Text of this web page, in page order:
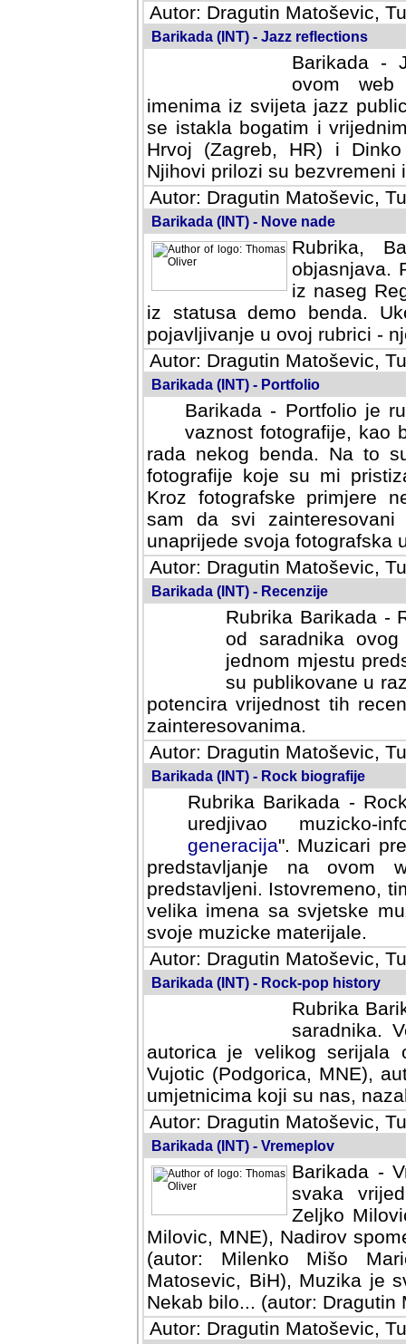
Autor: Dragutin Matoševic,
Barikada (INT) - Jazz reflections
Barikada -
ovom web
imenima iz svijeta jazz
se istakla bogatim i
Hrvoj (Zagreb, HR) i
Njihovi prilozi su bezvremeni
Autor: Dragutin Matoševic,
Barikada (INT) - Nove nade
Rubrika,
objasnjava.
iz naseg
iz statusa demo benda.
pojavljivanje u ovoj rubrici -
Autor: Dragutin Matoševic,
Barikada (INT) - Portfolio
Barikada - Portfolio je
vaznost fotografije, kao
rada nekog benda. Na to
fotografije koje su mi
fotografske primjere
svi zainteresovani
svoja fotografska umijeca.
Autor: Dragutin Matoševic,
Barikada (INT) - Recenzije
Rubrika Barikada -
od saradnika
jednom mjestu
su publikovane u
potencira vrijednost tih
zainteresovanima.
Autor: Dragutin Matoševic,
Barikada (INT) - Rock biografije
Rubrika Barikada -
uredjivao muzicko-
Muzicari predstavljeni u
na ovom web portalu
Istovremeno, tim nacinom
sa svjetske muzicke scene
materijale.
Autor: Dragutin Matoševic,
Barikada (INT) - Rock-pop history
Rubrika
saradnika.
autorica je velikog serijala
Vujotic (Podgorica, MNE),
umjetnicima koji su nas,
Autor: Dragutin Matoševic,
Barikada (INT) - Vremeplov
Barikada -
svaka
Milovic,
MNE), Nadirov spomenar
Milenko Mišo Maric, UK),
Muzika je svirala (autor:
(autor: Dragutin Matosevic,
Autor: Dragutin Matoševic,